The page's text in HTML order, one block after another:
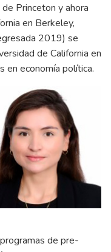
Princeton y ahora
en Berkeley,
2019) se
de California en
en economía política.
de pre-